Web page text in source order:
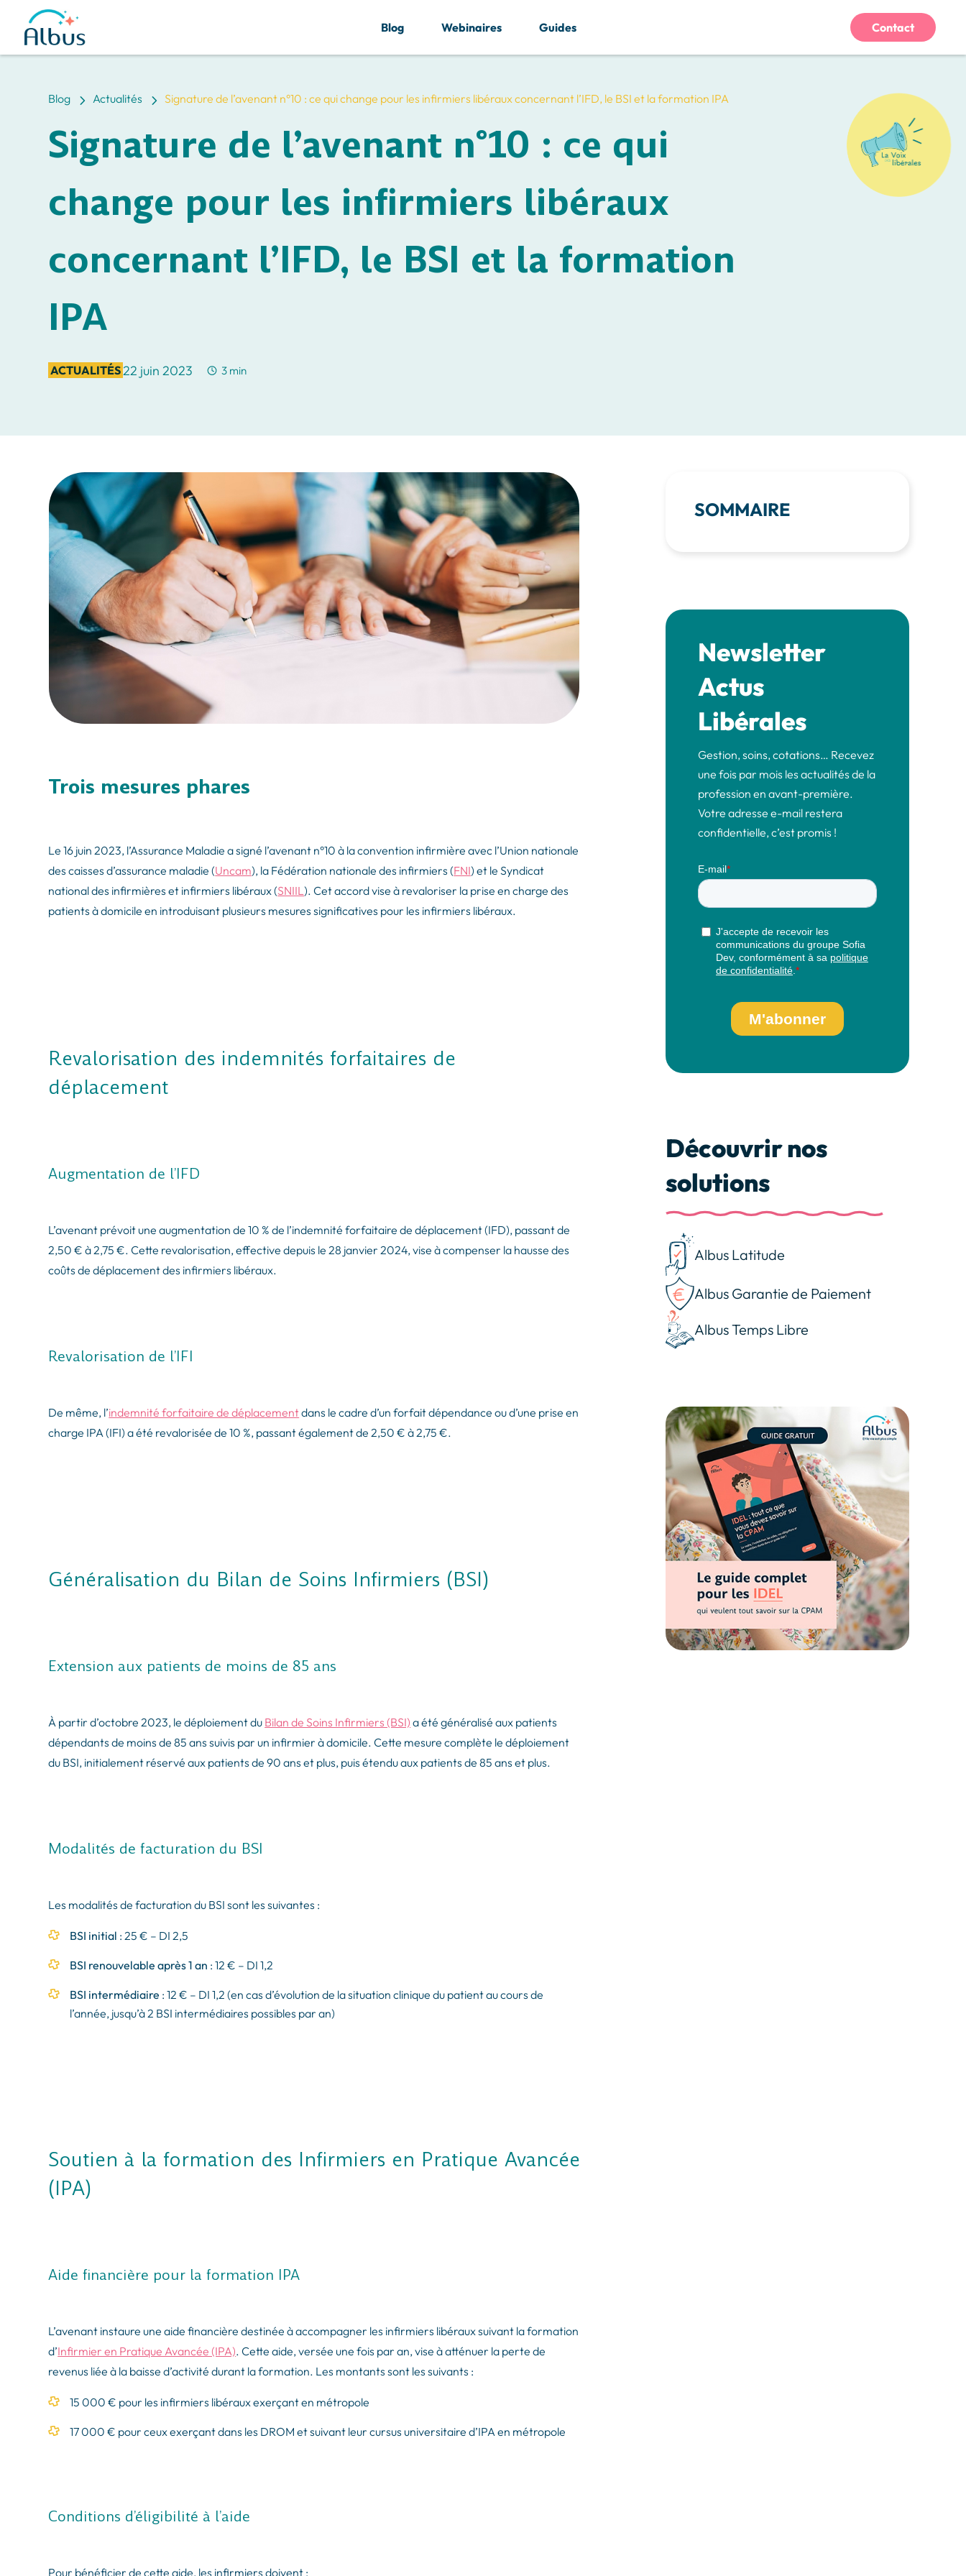
Blog 5 Actualités 5 Signature de l’avenant n°10 : ce qui change pour les infirmiers libéraux concernant l’IFD, le BSI et la formation IPA
Signature de l’avenant n°10 : ce qui
change pour les infirmiers libéraux
concernant l’IFD, le BSI et la formation
IPA
ACTUALITÉS22 juin 2023 3 min
Trois mesures phares
Le 16 juin 2023, l’Assurance Maladie a signé l’avenant n°10 à la convention infirmière avec l’Union nationale
des caisses d’assurance maladie (Uncam), la Fédération nationale des infirmiers (FNI) et le Syndicat
national des infirmières et infirmiers libéraux (SNIIL). Cet accord vise à revaloriser la prise en charge des
patients à domicile en introduisant plusieurs mesures significatives pour les infirmiers libéraux.​
Revalorisation des indemnités forfaitaires de
déplacement
Augmentation de l’IFD
L’avenant prévoit une augmentation de 10 % de l’indemnité forfaitaire de déplacement (IFD), passant de
2,50 € à 2,75 €. Cette revalorisation, effective depuis le 28 janvier 2024, vise à compenser la hausse des
coûts de déplacement des infirmiers libéraux.
Revalorisation de l’IFI
De même, l’indemnité forfaitaire de déplacementdans le cadre d’un forfait dépendance ou d’une prise en
charge IPA (IFI) a été revalorisée de 10 %, passant également de 2,50 € à 2,75 €.
Généralisation du Bilan de Soins Infirmiers (BSI)
Extension aux patients de moins de 85 ans
À partir d’octobre 2023, le déploiement du Bilan de Soins Infirmiers (BSI) a été généralisé aux patients
dépendants de moins de 85 ans suivis par un infirmier à domicile. Cette mesure complète le déploiement
du BSI, initialement réservé aux patients de 90 ans et plus, puis étendu aux patients de 85 ans et plus.
Modalités de facturation du BSI
Les modalités de facturation du BSI sont les suivantes :
BSI initial : 25 € – DI 2,5
BSI renouvelable après 1 an : 12 € – DI 1,2​
BSI intermédiaire : 12 € – DI 1,2 (en cas d’évolution de la situation clinique du patient au cours de
l’année, jusqu’à 2 BSI intermédiaires possibles par an)
Soutien à la formation des Infirmiers en Pratique Avancée
(IPA)
Aide financière pour la formation IPA
L’avenant instaure une aide financière destinée à accompagner les infirmiers libéraux suivant la formation
d’Infirmier en Pratique Avancée (IPA). Cette aide, versée une fois par an, vise à atténuer la perte de
revenus liée à la baisse d’activité durant la formation. Les montants sont les suivants :
15 000 € pour les infirmiers libéraux exerçant en métropole​
17 000 € pour ceux exerçant dans les DROM et suivant leur cursus universitaire d’IPA en métropole ​
Conditions d’éligibilité à l’aide
Pour bénéficier de cette aide, les infirmiers doivent :​
SOMMAIRE
Newsletter
Actus
Libérales
Gestion, soins, cotations… Recevez
une fois par mois les actualités de la
profession en avant-première.
Votre adresse e-mail restera
confidentielle, c’est promis !
Découvrir nos
solutions
Albus Latitude
Albus Garantie de Paiement
Albus Temps Libre
Blog Webinaires Guides Contact